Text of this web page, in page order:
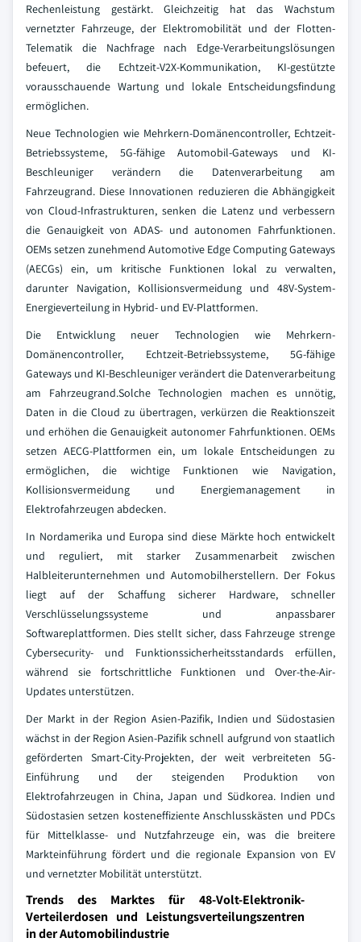
Rechenleistung gestärkt. Gleichzeitig hat das Wachstum
vernetzter Fahrzeuge, der Elektromobilität und der Flotten-
Telematik die Nachfrage nach Edge-Verarbeitungslösungen
befeuert, die Echtzeit-V2X-Kommunikation, KI-gestützte
vorausschauende Wartung und lokale Entscheidungsfindung
ermöglichen.
Neue Technologien wie Mehrkern-Domänencontroller, Echtzeit-
Betriebssysteme, 5G-fähige Automobil-Gateways und KI-
Beschleuniger verändern die Datenverarbeitung am
Fahrzeugrand. Diese Innovationen reduzieren die Abhängigkeit
von Cloud-Infrastrukturen, senken die Latenz und verbessern
die Genauigkeit von ADAS- und autonomen Fahrfunktionen.
OEMs setzen zunehmend Automotive Edge Computing Gateways
(AECGs) ein, um kritische Funktionen lokal zu verwalten,
darunter Navigation, Kollisionsvermeidung und 48V-System-
Energieverteilung in Hybrid- und EV-Plattformen.
Die Entwicklung neuer Technologien wie Mehrkern-
Domänencontroller, Echtzeit-Betriebssysteme, 5G-fähige
Gateways und KI-Beschleuniger verändert die Datenverarbeitung
am Fahrzeugrand.Solche Technologien machen es unnötig,
Daten in die Cloud zu übertragen, verkürzen die Reaktionszeit
und erhöhen die Genauigkeit autonomer Fahrfunktionen. OEMs
setzen AECG-Plattformen ein, um lokale Entscheidungen zu
ermöglichen, die wichtige Funktionen wie Navigation,
Kollisionsvermeidung und Energiemanagement in
Elektrofahrzeugen abdecken.
In Nordamerika und Europa sind diese Märkte hoch entwickelt
und reguliert, mit starker Zusammenarbeit zwischen
Halbleiterunternehmen und Automobilherstellern. Der Fokus
liegt auf der Schaffung sicherer Hardware, schneller
Verschlüsselungssysteme und anpassbarer
Softwareplattformen. Dies stellt sicher, dass Fahrzeuge strenge
Cybersecurity- und Funktionssicherheitsstandards erfüllen,
während sie fortschrittliche Funktionen und Over-the-Air-
Updates unterstützen.
Der Markt in der Region Asien-Pazifik, Indien und Südostasien
wächst in der Region Asien-Pazifik schnell aufgrund von staatlich
geförderten Smart-City-Projekten, der weit verbreiteten 5G-
Einführung und der steigenden Produktion von
Elektrofahrzeugen in China, Japan und Südkorea. Indien und
Südostasien setzen kosteneffiziente Anschlusskästen und PDCs
für Mittelklasse- und Nutzfahrzeuge ein, was die breitere
Markteinführung fördert und die regionale Expansion von EV
und vernetzter Mobilität unterstützt.
Trends des Marktes für 48-Volt-Elektronik-
Verteilerdosen und Leistungsverteilungszentren
in der Automobilindustrie